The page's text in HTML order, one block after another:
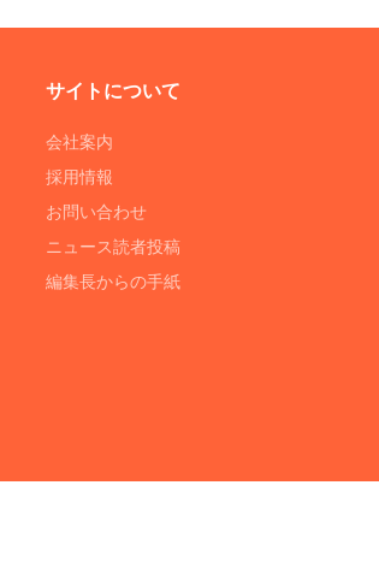
サイトについて
会社案内
採用情報
お問い合わせ
ニュース読者投稿
編集長からの手紙